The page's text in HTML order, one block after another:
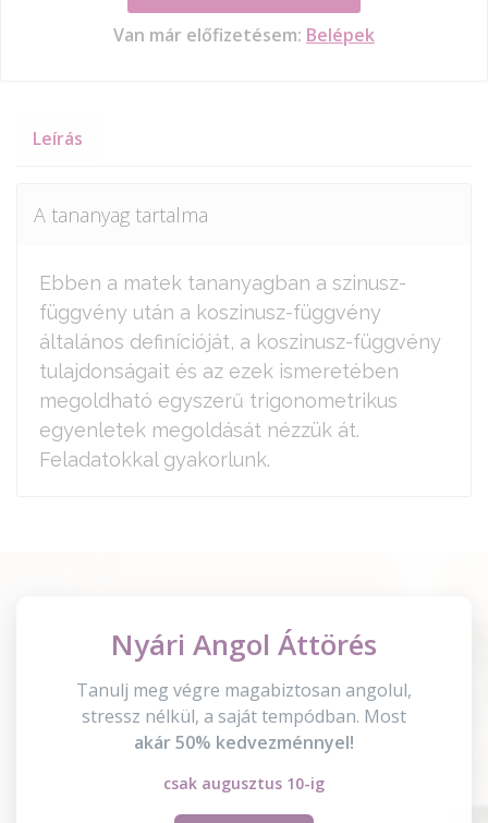
Van már előfizetésem: Belépek
Leírás
A tananyag tartalma
Ebben a matek tananyagban a szinusz-
függvény után a koszinusz-függvény
általános definícióját, a koszinusz-függvény
tulajdonságait és az ezek ismeretében
megoldható egyszerű trigonometrikus
egyenletek megoldását nézzük át.
Feladatokkal gyakorlunk.
Nyári Angol Áttörés
Tanulj meg végre magabiztosan angolul,
stressz nélkül, a saját tempódban. Most
akár 50% kedvezménnyel!
csak augusztus 10-ig